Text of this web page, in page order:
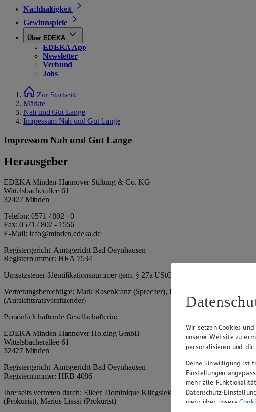
Nachhaltigkeit
Gewinnspiele
Über EDEKA
EDEKA App
Newsletter
Verbund
Jobs
Zur Startseite
Märkte
Nah und Gut Lange
Impressum Nah und Gut Lange
Impressum Nah und Gut Lange
Herausgeber
EDEKA Minden-Hannover Stiftung & Co. KG
Wittelsbacherallee 61
32427 Minden
Telefon: 0571 / 802 - 0
Fax: 0571 / 802 - 1556
E-Mail: info@minden.edeka.de
Registergericht: Amtsgericht Bad Oeynhausen
Registernummer: HRA 7534
Umsatzsteuer-Identifikationsnummer gem. § 27a UStG: DE 266067317
Vertretungsberechtigte: Mark Rosenkranz (Sprecher), Eileen Dominique
(Aufsichtsratsvorsitzender)
Persönlich haftende Gesellschafterin:
EDEKA Minden-Hannover Holding GmbH
Wittelsbacherallee 61
32427 Minden
Registergericht: Amtsgericht Bad Oeynhausen
Registernummer: HRB 4086
Ihrerseits vertreten durch: Eileen Dominique Klingsiek (Geschäftsführerin),
(Prokurist), Marius Lissai (Prokurist)
Wir setzen Cookies
unserer Website zu
personalisieren und
Deine Einwilligung ist
Einstellungen
mehr alle
Datenschutz-
mehr über unsere